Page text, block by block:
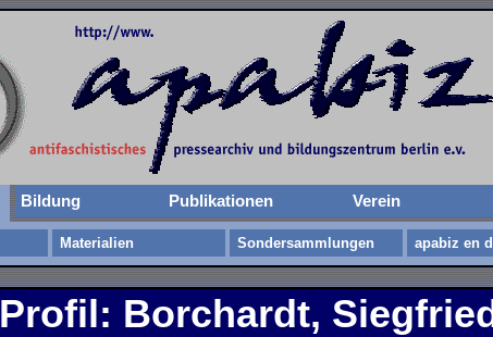
Bildung Publikationen Verein
Materialien Sondersammlungen apabiz en
Profil: Borchardt,